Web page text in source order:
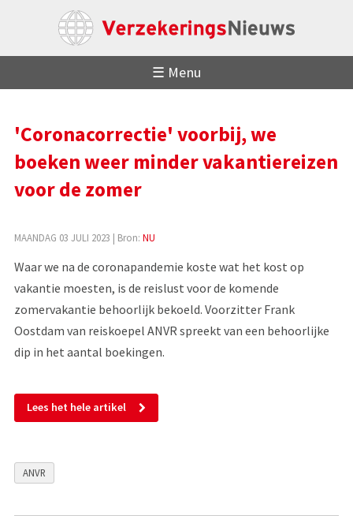
☰ Menu
'Coronacorrectie' voorbij, we
boeken weer minder vakantiereizen
voor de zomer
MAANDAG 03 JULI 2023 | Bron: NU
Waar we na de coronapandemie koste wat het kost op
vakantie moesten, is de reislust voor de komende
zomervakantie behoorlijk bekoeld. Voorzitter Frank
Oostdam van reiskoepel ANVR spreekt van een behoorlijke
dip in het aantal boekingen.
Lees het hele artikel
ANVR